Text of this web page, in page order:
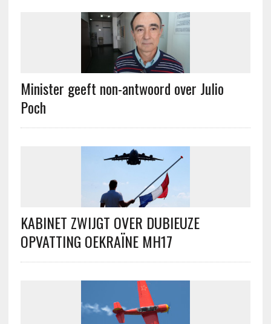
Minister geeft non-antwoord over Julio
Poch
KABINET ZWIJGT OVER DUBIEUZE
OPVATTING OEKRAÏNE MH17